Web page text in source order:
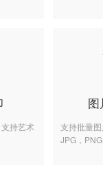
持艺术
支持批量
JPG，PNG